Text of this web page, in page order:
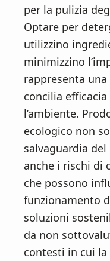
per la pulizia
Optare per
utilizzino
minimizzino
rappresenta
concilia
l’ambiente.
ecologico non
salvaguardia
anche i rischi di
che possono
funzionamento
soluzioni
da non
contesti in cui